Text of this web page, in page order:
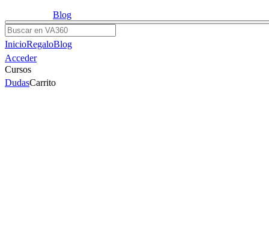
Blog
Buscar
InicioRegaloBlog
Acceder
Cursos
DudasCarrito